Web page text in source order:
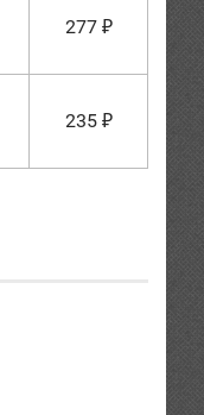
277 ₽
235 ₽